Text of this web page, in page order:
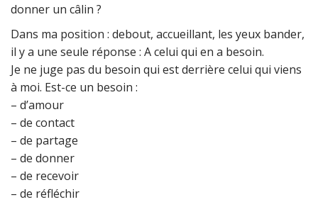
donner un câlin ?
Dans ma position : debout, accueillant, les yeux bander,
il y a une seule réponse : A celui qui en a besoin.
Je ne juge pas du besoin qui est derrière celui qui viens
à moi. Est-ce un besoin :
– d’amour
– de contact
– de partage
– de donner
– de recevoir
– de réfléchir